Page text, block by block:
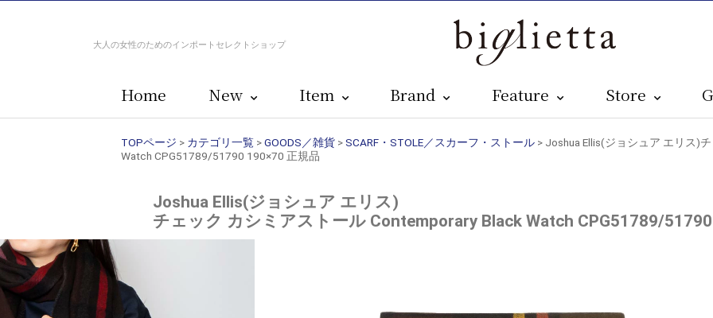
大人の女性のためのインポートセレクトショップ
Home New Item Brand Feature Store
TOPページ > カテゴリ一覧 >GOODS／雑貨 >SCARF・STOLE／スカーフ・ストール > Joshua Ellis(ジョシュア エリス)
Watch CPG51789/51790 190×70 正規品